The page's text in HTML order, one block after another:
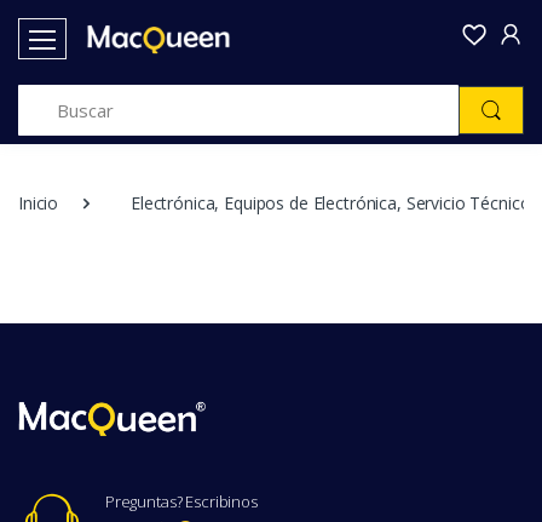
Inicio Electrónica, Equipos de Electrónica, Servicio Técnico
Preguntas? Escribinos